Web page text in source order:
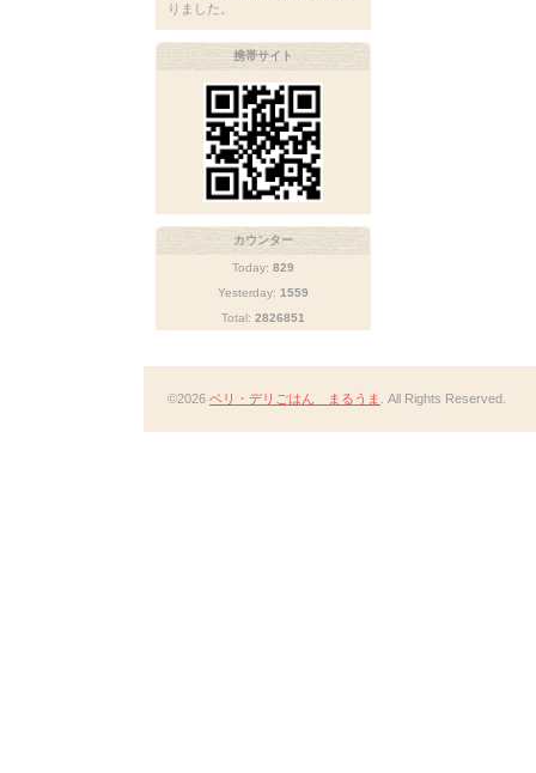
りました。
携帯サイト
カウンター
Today: 829
Yesterday: 1559
Total: 2826851
©2026 ベリ・デリごはん まるうま . All Rights Reserved.